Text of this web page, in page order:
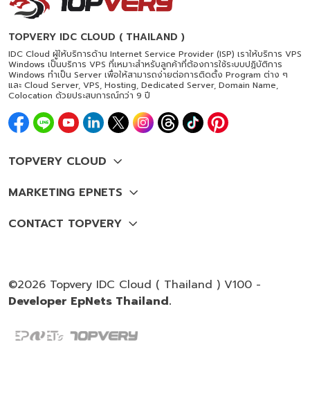
TOPVERY IDC CLOUD ( THAILAND )
IDC Cloud ผู้ให้บริการด้าน Internet Service Provider (ISP) เราให้บริการ VPS
Windows เป็นบริการ VPS ที่เหมาะสำหรับลูกค้าที่ต้องการใช้ระบบปฏิบัติการ
Windows ทำเป็น Server เพื่อให้สามารถง่ายต่อการติดตั้ง Program ต่าง ๆ
และ Cloud Server, VPS, Hosting, Dedicated Server, Domain Name,
Colocation ด้วยประสบการณ์กว่า 9 ปี
©2026 Topvery IDC Cloud ( Thailand ) V100 -
Developer EpNets Thailand.